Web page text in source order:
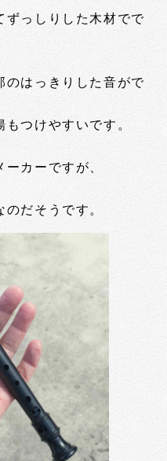
ずっしりした木材でで
のはっきりした音がで
つけやすいです。
カーですが、
だそうです。